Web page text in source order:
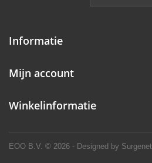
Informatie
EOO B.V. © 2026 - Designed by Surgenet
Mijn account
Winkelinformatie